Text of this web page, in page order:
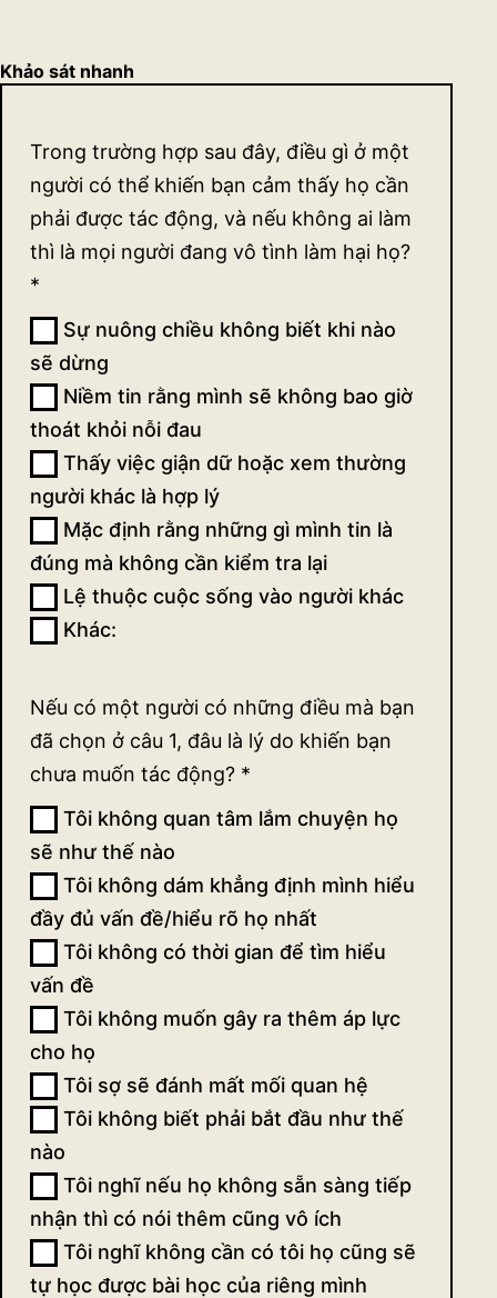
Khảo sát nhanh
sát
quan
điểm
về sự
tác
động
(ngắn)
Trong trường hợp sau đây, điều gì ở một
người có thể khiến bạn cảm thấy họ cần
phải được tác động, và nếu không ai làm
thì là mọi người đang vô tình làm hại họ?
*
Sự nuông chiều không biết khi nào
sẽ dừng
Niềm tin rằng mình sẽ không bao giờ
thoát khỏi nỗi đau
Thấy việc giận dữ hoặc xem thường
người khác là hợp lý
Mặc định rằng những gì mình tin là
đúng mà không cần kiểm tra lại
Lệ thuộc cuộc sống vào người khác
Khác:
Nếu có một người có những điều mà bạn
đã chọn ở câu 1, đâu là lý do khiến bạn
chưa muốn tác động? *
Tôi không quan tâm lắm chuyện họ
sẽ như thế nào
Tôi không dám khẳng định mình hiểu
đầy đủ vấn đề/hiểu rõ họ nhất
Tôi không có thời gian để tìm hiểu
vấn đề
Tôi không muốn gây ra thêm áp lực
cho họ
Tôi sợ sẽ đánh mất mối quan hệ
Tôi không biết phải bắt đầu như thế
nào
Tôi nghĩ nếu họ không sẵn sàng tiếp
nhận thì có nói thêm cũng vô ích
Tôi nghĩ không cần có tôi họ cũng sẽ
tự học được bài học của riêng mình